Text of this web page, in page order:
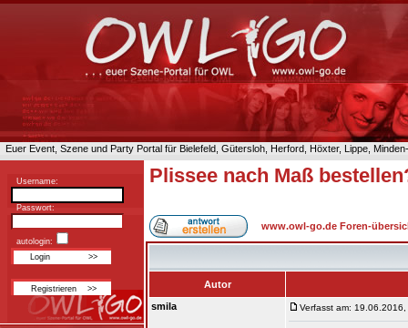
Euer Event, Szene und Party Portal für Bielefeld, Gütersloh, Herford, Höxter, Lippe,
Username:
Passwort:
autologin:
Plissee nach Maß
www.owl-go.de Foren-
Autor
smila
Verfasst am: